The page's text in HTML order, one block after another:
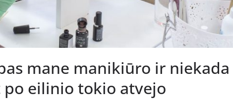
mane manikiūro ir niekada
po eilinio tokio atvejo